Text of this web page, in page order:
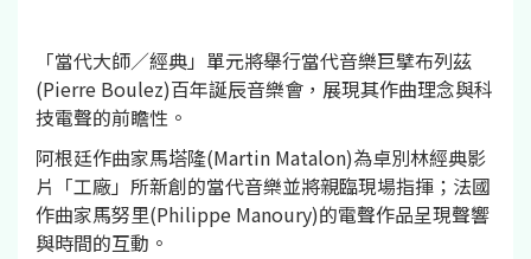
「當代大師／經典」單元將舉行當代音樂巨擘布列茲
(Pierre Boulez)百年誕辰音樂會，展現其作曲理念與科
技電聲的前瞻性。
阿根廷作曲家馬塔隆(Martin Matalon)為卓別林經典影
片「工廠」所新創的當代音樂並將親臨現場指揮；法國
作曲家馬努里(Philippe Manoury)的電聲作品呈現聲響
與時間的互動。